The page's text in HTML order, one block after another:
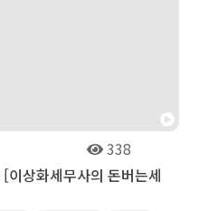
338